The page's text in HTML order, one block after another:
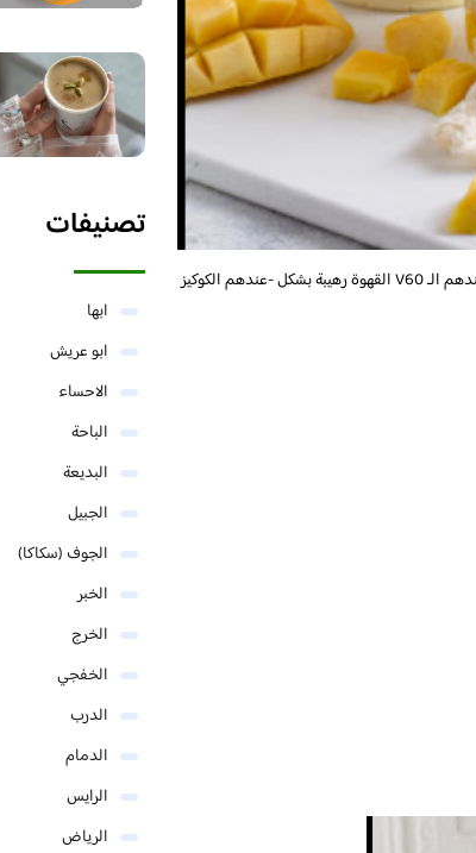
كافيه الساعة العاشرة المدينة كافيه جميل بلمسات انيقة مكان رايق ..جربت عندهم الـ V60 القهوة رهيبة بشكل ‏-عندهم الكوكيز
تصنيفات
ابها
ابو عريش
الاحساء
الباحة
البديعة
الجبيل
الجوف (سكاكا)
الخبر
الخرج
الخفجي
الدرب
الدمام
الرايس
الرياض